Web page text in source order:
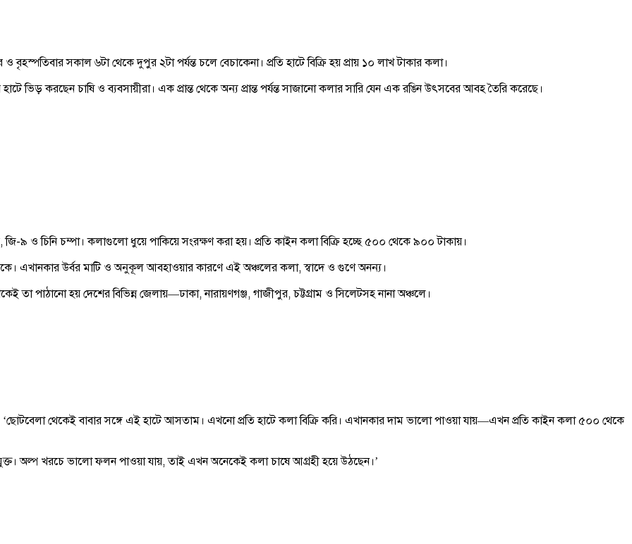
সকাল ৬টা থেকে দুপুর ২টা পর্যন্ত চলে বেচাকেনা। প্রতি হাটে বিক্রি হয় প্রায় ১০ লাখ টাকার কলা।
ভিড় করছেন চাষি ও ব্যবসায়ীরা। এক প্রান্ত থেকে অন্য প্রান্ত পর্যন্ত সাজানো কলার সারি যেন এক রঙিন উৎসবের আবহ তৈরি করেছে।
৯ ও চিনি চম্পা। কলাগুলো ধুয়ে পাকিয়ে সংরক্ষণ করা হয়। প্রতি কাইন কলা বিক্রি হচ্ছে ৫০০ থেকে ৯০০ টাকায়।
এখানকার উর্বর মাটি ও অনুকূল আবহাওয়ার কারণে এই অঞ্চলের কলা, স্বাদে ও গুণে অনন্য।
তা পাঠানো হয় দেশের বিভিন্ন জেলায়—ঢাকা, নারায়ণগঞ্জ, গাজীপুর, চট্টগ্রাম ও সিলেটসহ নানা অঞ্চলে।
থেকেই বাবার সঙ্গে এই হাটে আসতাম। এখনো প্রতি হাটে কলা বিক্রি করি। এখানকার দাম ভালো পাওয়া যায়—এখন প্রতি কাইন কলা ৫০০ থেকে
অল্প খরচে ভালো ফলন পাওয়া যায়, তাই এখন অনেকেই কলা চাষে আগ্রহী হয়ে উঠছেন।’